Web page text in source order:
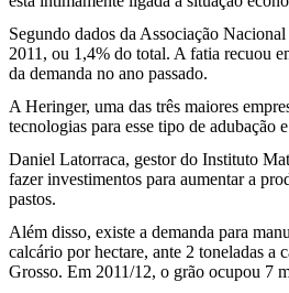
Segundo dados da Associação
2011, ou 1,4% do total. A fatia recuou
da demanda no ano passado.
A Heringer, uma das três maiores
tecnologias para esse tipo de adubação
Daniel Latorraca, gestor do Instituto
fazer investimentos para aumentar a
pastos.
Além disso, existe a demanda para
calcário por hectare, ante 2 toneladas a
Grosso. Em 2011/12, o grão ocupou 7